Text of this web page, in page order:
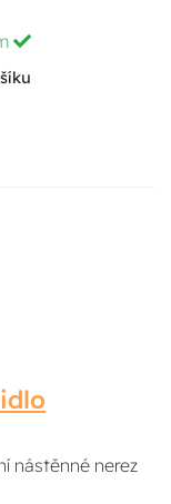
nástěnné nerez